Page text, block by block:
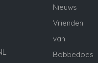
Nieuws
Vrienden
van
Bobbedoes